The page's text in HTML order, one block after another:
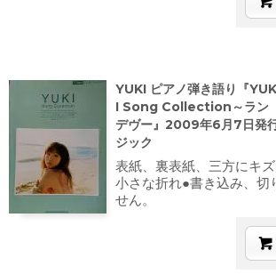
YUKI ピアノ弾き語り『YUK
I Song Collection～ラン
デヴー』2009年6月7日発
ジック
表紙、裏表紙、三方にキ
小さな折れ●書き込み、切
せん。